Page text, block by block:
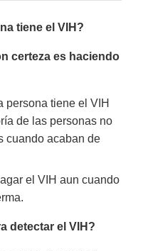
tiene el VIH?
certeza es haciendo
persona tiene el VIH
de las personas no
cuando acaban de
el VIH aun cuando
detectar el VIH?